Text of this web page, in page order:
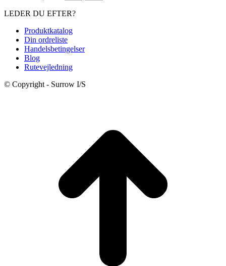
pris
1.530,00 kr..
LEDER DU EFTER?
Produktkatalog
Din ordreliste
Handelsbetingelser
Blog
Rutevejledning
© Copyright - Surrow I/S